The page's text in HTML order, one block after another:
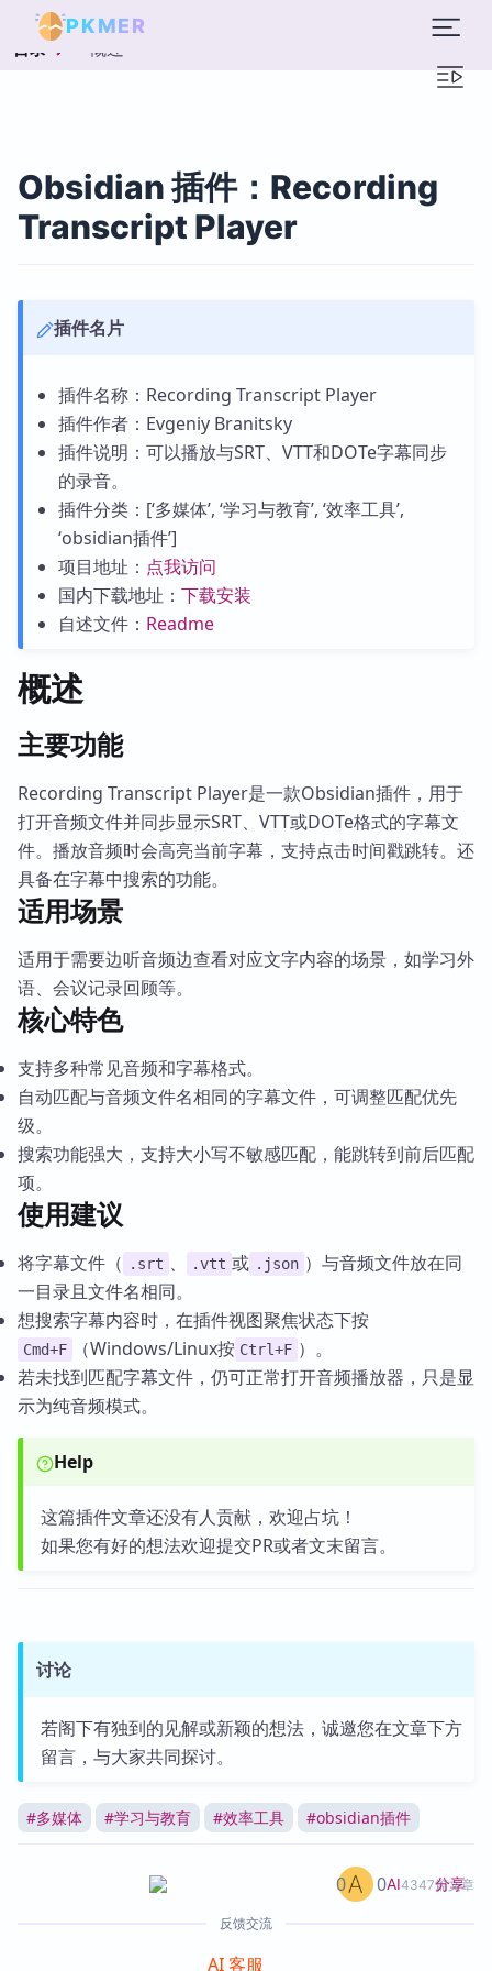
PKMER
目录 概述
Obsidian 插件：Recording
Transcript Player
插件名片
插件名称：Recording Transcript Player
插件作者：Evgeniy Branitsky
插件说明：可以播放与SRT、VTT和DOTe字幕同步
的录音。
插件分类：[‘多媒体’, ‘学习与教育’, ‘效率工具’,
‘obsidian插件’]
项目地址： 点我访问
国内下载地址： 下载安装
自述文件： Readme
概述
主要功能
Recording Transcript Player是一款Obsidian插件，用于
打开音频文件并同步显示SRT、VTT或DOTe格式的字幕文
件。播放音频时会高亮当前字幕，支持点击时间戳跳转。还
具备在字幕中搜索的功能。
适用场景
适用于需要边听音频边查看对应文字内容的场景，如学习外
语、会议记录回顾等。
核心特色
支持多种常见音频和字幕格式。
自动匹配与音频文件名相同的字幕文件，可调整匹配优先
级。
搜索功能强大，支持大小写不敏感匹配，能跳转到前后匹配
项。
使用建议
将字幕文件（ .srt 、 .vtt 或 .json ）与音频文件放在同
一目录且文件名相同。
想搜索字幕内容时，在插件视图聚焦状态下按
Cmd+F （Windows/Linux按 Ctrl+F ）。
若未找到匹配字幕文件，仍可正常打开音频播放器，只是显
示为纯音频模式。
Help
这篇插件文章还没有人贡献，欢迎占坑！
如果您有好的想法欢迎提交PR或者文末留言。
讨论
若阁下有独到的见解或新颖的想法，诚邀您在文章下方
留言，与大家共同探讨。
#多媒体 #学习与教育 #效率工具 #obsidian插件
AI4347篇文章
0 0 分享
反馈交流
AI 客服